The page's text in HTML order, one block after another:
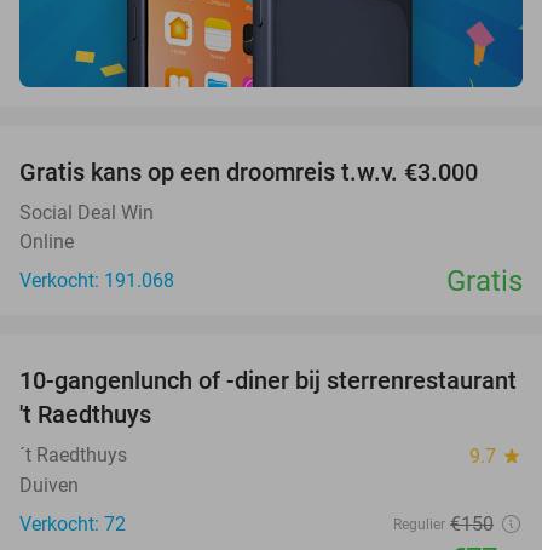
Gratis kans op een droomreis t.w.v. €3.000
Social Deal Win
Online
Verkocht: 191.068
Gratis
48%
NEW
TODAY
10-gangenlunch of -diner bij sterrenrestaurant
't Raedthuys
´t Raedthuys 9.7 star
Duiven
Verkocht: 72
Regulier €150